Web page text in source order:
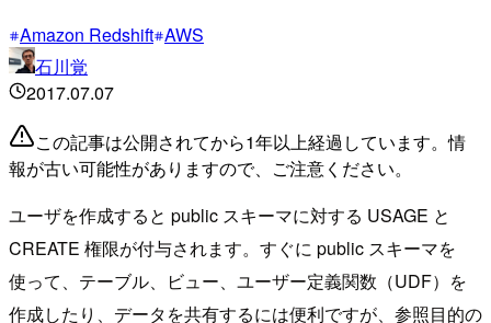
Amazon Redshift AWS
石川覚
2017.07.07
この記事は公開されてから1年以上経過しています。情
報が古い可能性がありますので、ご注意ください。
ユーザを作成すると public スキーマに対する USAGE と
CREATE 権限が付与されます。すぐに public スキーマを
使って、テーブル、ビュー、ユーザー定義関数（UDF）を
作成したり、データを共有するには便利ですが、参照目的の